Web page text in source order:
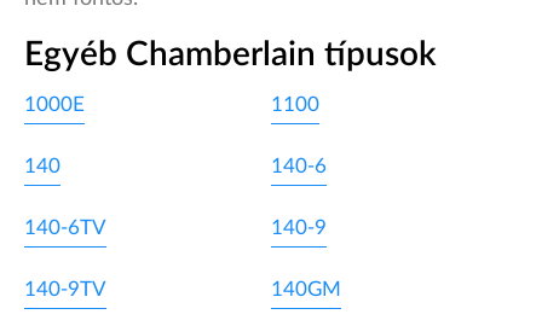
Egyéb Chamberlain típusok
1000E 1100
140 140-6
140-6TV 140-9
140-9TV 140GM